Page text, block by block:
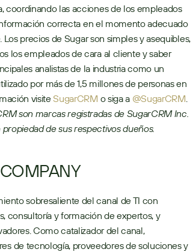
coordinando las acciones de los empleados
correcta en el momento adecuado
precios de Sugar son simples y asequibles,
los empleados de cara al cliente y saber
analistas de la industria como un
por más de 1,5 millones de personas en
visite SugarCRM o siga a @SugarCRM.
son marcas registradas de SugarCRM Inc.
de sus respectivos dueños.
sobresaliente del canal de TI con
consultoría y formación de expertos, y
Como catalizador del canal,
de tecnología, proveedores de soluciones y